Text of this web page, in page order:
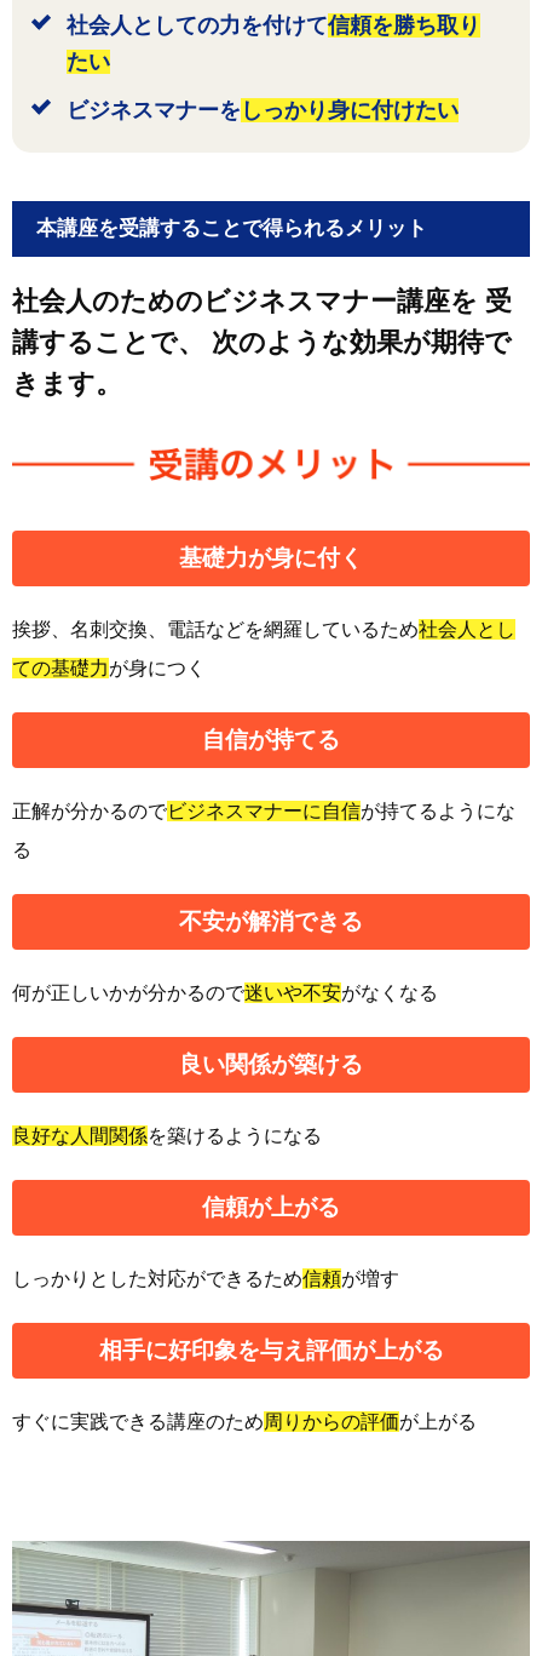
社会人としての力を付けて信頼を勝ち取り
たい
ビジネスマナーを しっかり身に付けたい
本講座を受講することで得られるメリット
社会人のためのビジネスマナー講座を 受
講することで、
次のような効果が期待で
きます。
基礎力が身に付く
挨拶、名刺交換、電話などを網羅しているため社会人とし
ての基礎力が身につく
自信が持てる
正解が分かるのでビジネスマナーに自信が持てるようにな
る
不安が解消できる
何が正しいかが分かるので迷いや不安がなくなる
良い関係が築ける
良好な人間関係を築けるようになる
信頼が上がる
しっかりとした対応ができるため信頼が増す
相手に好印象を与え 評価が上がる
すぐに実践できる講座のため周りからの評価が上がる